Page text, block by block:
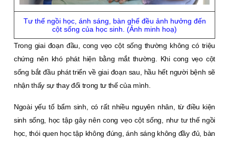
Tư thế ngồi học, ánh sáng, bàn ghế đều ảnh hưởng đến
cột sống của học sinh. (Ảnh minh hoạ)
Trong giai đoạn đầu, cong vẹo cột sống thường không có triệu
chứng nên khó phát hiện bằng mắt thường. Khi cong vẹo cột
sống bắt đầu phát triển về giai đoạn sau, hầu hết người bệnh sẽ
nhận thấy sự thay đổi trong tư thế của mình.
Ngoài yếu tố bẩm sinh, có rất nhiều nguyên nhân, từ điều kiện
sinh sống, học tập gây nên cong vẹo cột sống, như tư thế ngồi
học, thói quen học tập không đúng, ánh sáng không đầy đủ, bàn